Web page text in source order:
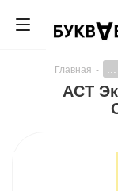
Главная -
АСТ